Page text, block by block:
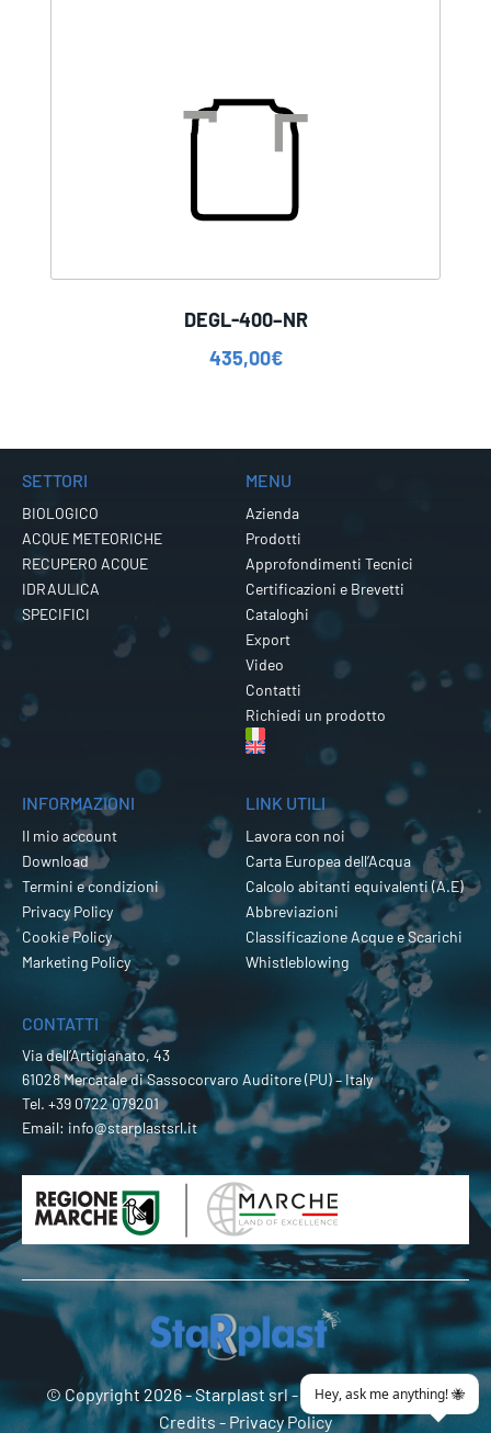
DEGL-400–NR
435,00€
SETTORI
BIOLOGICO
ACQUE METEORICHE
RECUPERO ACQUE
IDRAULICA
SPECIFICI
MENU
Azienda
Prodotti
Approfondimenti Tecnici
Certificazioni e Brevetti
Cataloghi
Export
Video
Contatti
Richiedi un prodotto
INFORMAZIONI
Il mio account
Download
Termini e condizioni
Privacy Policy
Cookie Policy
Marketing Policy
LINK UTILI
Lavora con noi
Carta Europea dell’Acqua
Calcolo abitanti equivalenti (A.E)
Abbreviazioni
Classificazione Acque e Scarichi
Whistleblowing
CONTATTI
Via dell’Artigianato, 43
61028 Mercatale di Sassocorvaro Auditore (PU) – Italy
Tel. +39 0722 079201
Email: info@starplastsrl.it
© Copyright 2026 -Starplast srl- P.Iva 02274180419 -
Credits - Privacy Policy